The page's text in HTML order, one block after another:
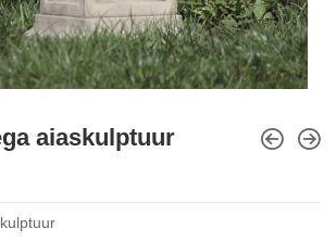
aiaskulptuur